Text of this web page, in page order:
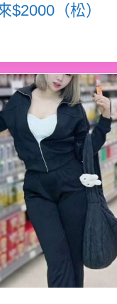
$2000（松）